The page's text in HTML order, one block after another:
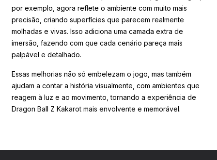
por exemplo, agora reflete o ambiente com muito mais
precisão, criando superfícies que parecem realmente
molhadas e vivas. Isso adiciona uma camada extra de
imersão, fazendo com que cada cenário pareça mais
palpável e detalhado.
Essas melhorias não só embelezam o jogo, mas também
ajudam a contar a história visualmente, com ambientes que
reagem à luz e ao movimento, tornando a experiência de
Dragon Ball Z Kakarot mais envolvente e memorável.